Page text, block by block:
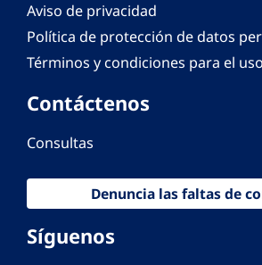
Aviso de privacidad
Política de protección de datos
Términos y condiciones para el
Contáctenos
Consultas
Denuncia las faltas de
Síguenos